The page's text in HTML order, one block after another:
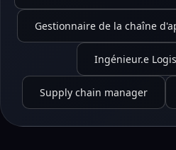
Gestionnaire de la chaîne
Ingénieur.e
Supply chain manager